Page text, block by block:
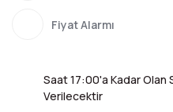
Fiyat Alarmı
Saat 17:00'a Kadar Olan
Verilecektir